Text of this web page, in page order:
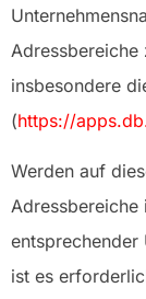
insbesondere
(https://
Werden auf
entsprechender
ist es